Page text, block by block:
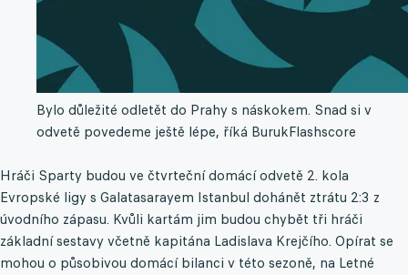
Bylo důležité odletět do Prahy s náskokem. Snad si v
odvetě povedeme ještě lépe, říká BurukFlashscore
Hráči Sparty budou ve čtvrteční domácí odvetě 2. kola
Evropské ligy s Galatasarayem Istanbul dohánět ztrátu 2:3 z
úvodního zápasu. Kvůli kartám jim budou chybět tři hráči
základní sestavy včetně kapitána Ladislava Krejčího. Opírat se
mohou o působivou domácí bilanci v této sezoně, na Letné